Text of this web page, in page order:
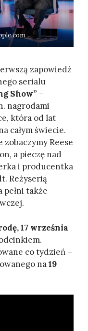
zapowiedź
serialu
Show” –
nagrodami
która od lat
całym świecie.
Reese
a pieczę nad
i producentka
Reżyserią
także
17 września
co tydzień –
na19